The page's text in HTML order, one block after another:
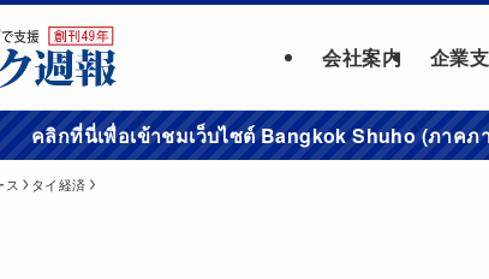
会社案内 企業
คลิกที่นี่เพื่อเข้าชมเว็บไซต์ Bangkok Shuho (ภาคภ
ス タイ経済